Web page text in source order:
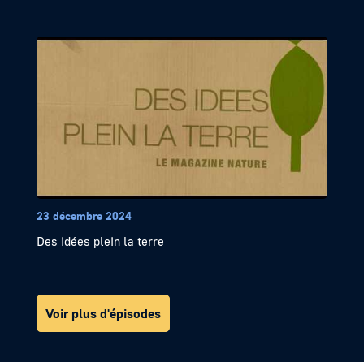
23 décembre 2024
Des idées plein la terre
Voir plus d'épisodes